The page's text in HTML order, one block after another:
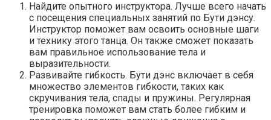
Найдите опытного инструктора. Лучше всего начать
с посещения специальных занятий по Бути дэнсу.
Инструктор поможет вам освоить основные шаги
и технику этого танца. Он также сможет показать
вам правильное использование тела и
выразительности.
Развивайте гибкость. Бути дэнс включает в себя
множество элементов гибкости, таких как
скручивания тела, спады и пружины. Регулярная
тренировка поможет вам стать более гибким и